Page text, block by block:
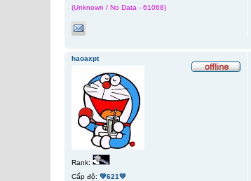
(Unknown / No Data - 61068)
haoaxpt
Rank:
Cấp độ: 💚621💚